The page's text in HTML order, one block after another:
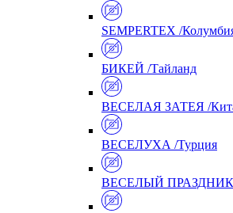
SEMPERTEX /
БИКЕЙ /Тайланд
ВЕСЕЛАЯ ЗАТЕЯ /
ВЕСЕЛУХА /Турция
ВЕСЕЛЫЙ ПРАЗДНИК